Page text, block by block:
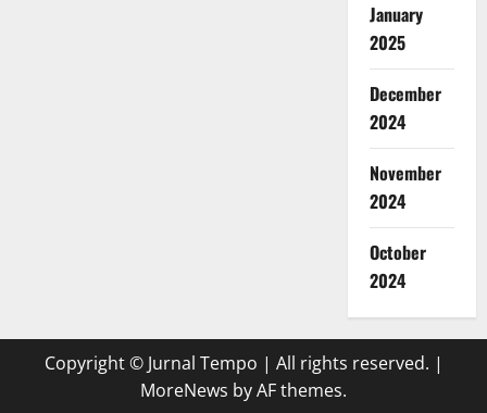
January
2025
December
2024
November
2024
October
2024
Copyright © Jurnal Tempo | All rights reserved. |
MoreNews by AF themes.